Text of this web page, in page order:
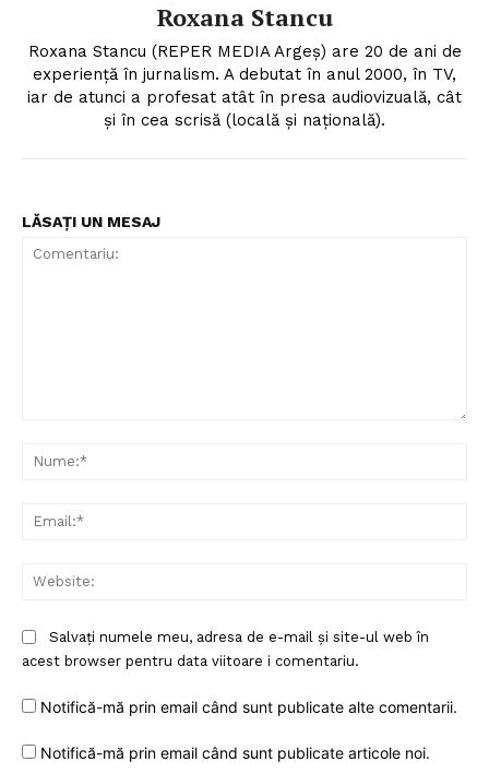
Roxana Stancu
Roxana Stancu (REPER MEDIA Argeş) are 20 de ani de
experiență în jurnalism. A debutat în anul 2000, în TV,
iar de atunci a profesat atât în presa audiovizuală, cât
și în cea scrisă (locală și națională).
LĂSAȚI UN MESAJ
Salvați numele meu, adresa de e-mail și site-ul web în
acest browser pentru data viitoare i comentariu.
Notifică-mă prin email când sunt publicate alte comentarii.
Notifică-mă prin email când sunt publicate articole noi.